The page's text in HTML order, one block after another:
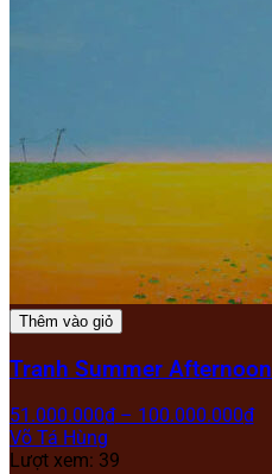
Thêm vào giỏ
Tranh Summer Afternoon
51.000.000₫ – 100.000.000₫
Võ Tá Hùng
Lượt xem: 39